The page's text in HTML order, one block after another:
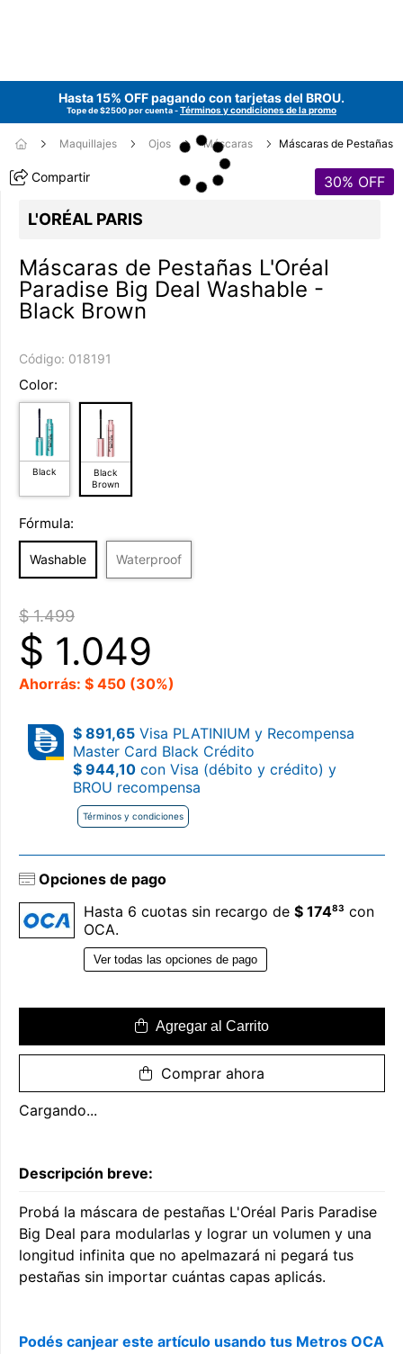
Hasta 15% OFF pagando con tarjetas del BROU.
Tope de $2500 por cuenta -Términos y condiciones de la promo
Maquillajes Ojos Máscaras Máscaras de Pestañas
Compartir 30% OFF
L'ORÉAL PARIS
Máscaras de Pestañas L'Oréal
Paradise Big Deal Washable -
Black Brown
Código: 018191
Color:
Black
Black
Brown
Fórmula:
Washable Waterproof
$ 1.499
$ 1.049
Ahorrás: $ 450 (30%)
$ 891,65 Visa PLATINIUM y Recompensa
Master Card Black Crédito
$ 944,10 con Visa (débito y crédito) y
BROU recompensa
Términos y condiciones
Opciones de pago
Hasta 6 cuotas sin recargo de $ 17483 con
OCA.
Ver todas las opciones de pago
Agregar al Carrito
Comprar ahora
Cargando...
Descripción breve:
Probá la máscara de pestañas L'Oréal Paris Paradise
Big Deal para modularlas y lograr un volumen y una
longitud infinita que no apelmazará ni pegará tus
pestañas sin importar cuántas capas aplicás.
Podés canjear este artículo usando tus Metros OCA